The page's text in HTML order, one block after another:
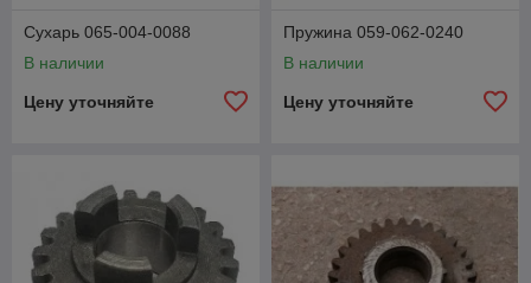
Сухарь 065-004-0088
В наличии
Цену уточняйте
Пружина 059-062-0240
В наличии
Цену уточняйте